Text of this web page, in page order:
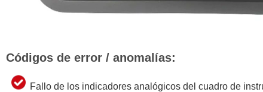
Códigos de error / anomalías:
Fallo de los indicadores analógicos del cuadro de